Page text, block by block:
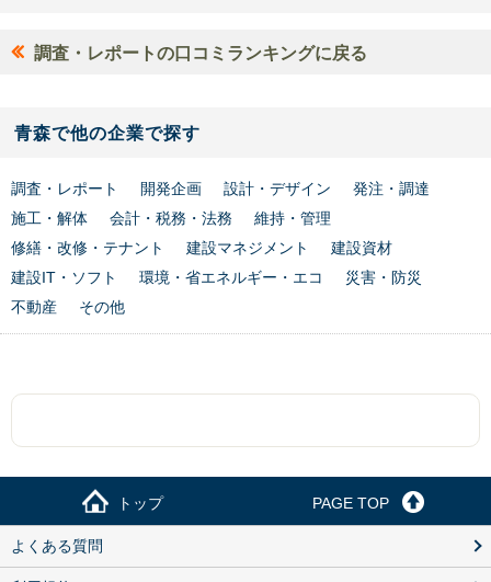
調査・レポートの口コミランキングに戻る
青森で他の企業で探す
調査・レポート 開発企画 設計・デザイン
発注・調達
施工・解体
会計・税務・法務
維持・管理
修繕・改修・テナント
建設マネジメント
建設資材
建設IT・ソフト
環境・省エネルギー・エコ
災害・防災
不動産
その他
トップ PAGE TOP
よくある質問